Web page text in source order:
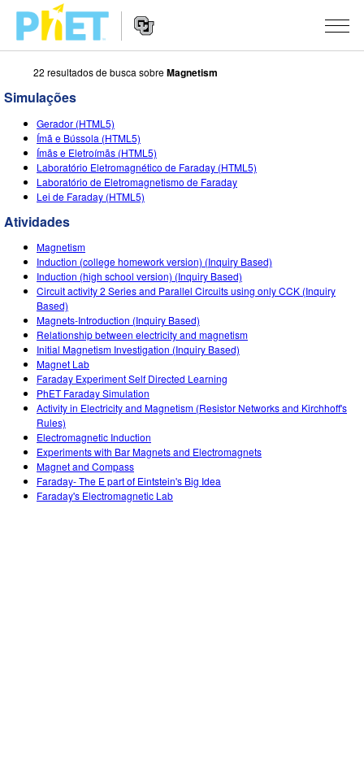
Busca
Portal
PhET
Portal
SIMULAÇÕES
Todas as Sims
Física
Matemática & Estatística
Química
Terra & Espaço
Biologia
Traduzir Sims
Customizable Sims
STUDIO
About Studio
Customizable Sims
Inicie seu Teste Grátis
Adquira uma Licença
ENSINO
Atividades
Envie sua Atividade
Orientações para Contribuição de Atividade
Oficinas Virtuais
Professional Learning with PhET
Teaching with PhET
PESQUISA
INICIATIVAS
Design Inclusivo
PhET Global
Fluência em Dados
DEIB na STEM Ed
SceneryStack OSE
Relatório de Impacto
ENTRE/REGISTRE-SE
ENTRE/REGISTRE-SE
22 resultados de busca sobreMagnetism
Simulações
Gerador (HTML5)
Ímã e Bússola (HTML5)
Ímãs e Eletroímãs (HTML5)
Laboratório Eletromagnético de Faraday (HTML5)
Laboratório de Eletromagnetismo de Faraday
Lei de Faraday (HTML5)
Atividades
Magnetism
Induction (college homework version) (Inquiry Based)
Induction (high school version) (Inquiry Based)
Circuit activity 2 Series and Parallel Circuits using only CCK (Inquiry
Based)
Magnets-Introduction (Inquiry Based)
Relationship between electricity and magnetism
Initial Magnetism Investigation (Inquiry Based)
Magnet Lab
Faraday Experiment Self Directed Learning
PhET Faraday Simulation
Activity in Electricity and Magnetism (Resistor Networks and Kirchhoff's
Rules)
Electromagnetic Induction
Experiments with Bar Magnets and Electromagnets
Magnet and Compass
Faraday- The E part of Eintstein's Big Idea
Faraday's Electromagnetic Lab